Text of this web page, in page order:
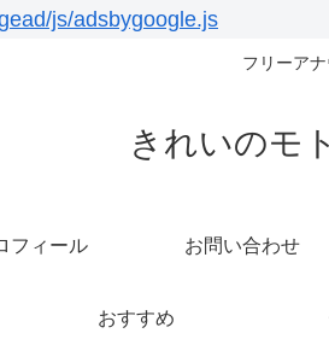
js/adsbygoogle.js
フリーア
きれいのモ
フィール お問い合わせ
おすすめ